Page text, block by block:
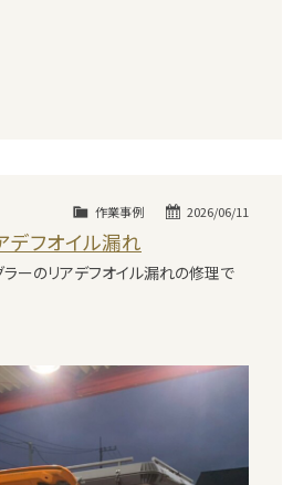
2026/06/11
作業事例
フオイル漏れ
ーのリアデフオイル漏れの修理で